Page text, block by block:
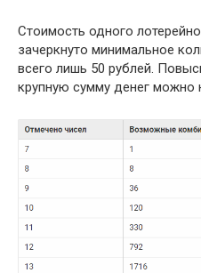
Стоимость одного
зачеркнуто минимальное
всего лишь 50 рублей.
крупную сумму денег можно